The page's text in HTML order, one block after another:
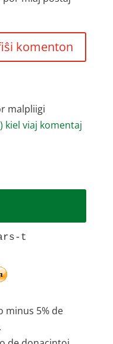
malpliigi
kiel viaj komentaj
t
minus 5% de